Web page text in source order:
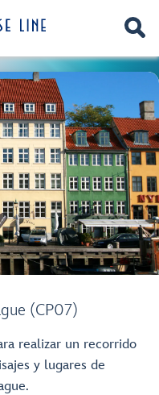
(CP07)
realizar un recorrido
y lugares de